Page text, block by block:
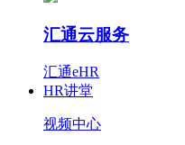
汇通云服务
汇通eHR
HR讲堂
视频中心